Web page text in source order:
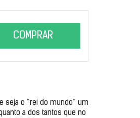
COMPRAR
seja o “rei do mundo” um
a dos tantos que no